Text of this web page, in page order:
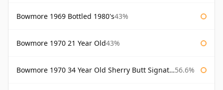
Bowmore 1969 Bottled 1980's43%
Bowmore 1970 21 Year Old43%
Bowmore 1970 34 Year Old Sherry Butt Signatory 56.6%